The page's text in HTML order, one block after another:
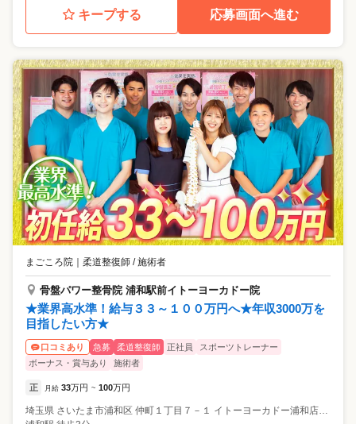
キープする 応募画面へ進む
まごころ院 柔道整復師 / 施術者
骨盤パワー整骨院 浦和駅前イトーヨーカドー院
★業界高水準！給与３３～１００万円へ★年収3000万を
目指したい方★
口コミあり 急募 柔道整復師 正社員
スポーツトレーナー
ボーナス・賞与あり
施術者
正 月給 33万円 ~ 100万円
埼玉県 さいたま市浦和区 仲町１丁目７－１ イトーヨーカドー浦和店２階